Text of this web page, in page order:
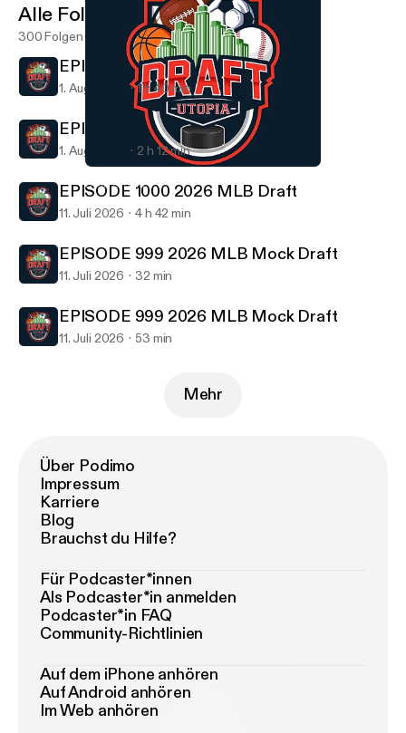
Draft Utopia
Alle Folgen
300 Folgen
EPISODE 1001 Draft Utopia 6 Pack
1. Aug. 2026 1 h 40 min
EPISODE 1001 Draft Utopia 6 Pack
1. Aug. 2026 2 h 12 min
EPISODE 1000 2026 MLB Draft
11. Juli 2026 4 h 42 min
EPISODE 999 2026 MLB Mock Draft
11. Juli 2026 32 min
EPISODE 999 2026 MLB Mock Draft
11. Juli 2026 53 min
Mehr
Über Podimo
Impressum
Karriere
Blog
Brauchst du Hilfe?
Für Podcaster*innen
Als Podcaster*in anmelden
Podcaster*in FAQ
Community-Richtlinien
Auf dem iPhone anhören
Auf Android anhören
Im Web anhören